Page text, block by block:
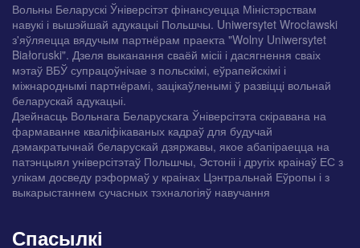
Вольны Беларускі Ўніверсітэт фінансуецца Міністэрствам
навукі і вышэйшай адукацыі Польшчы. Uniwersytet Wrocławski
з'яўляецца вядучым партнёрам праекта "Wolny Uniwersytet
Białoruski". Дзеля выканання сваёй місіі і дасягнення сваіх
мэтаў ВБЎ супрацоўнічае з польскімі, еўрапейскімі і
міжнароднымі партнёрамі, зацікаўленымі ў развіцці вольнай
беларускай адукацыі.
Дзейнасць Вольнага Беларускага Ўніверсітэта скіравана на
фармаванне кваліфікаваных кадраў для будучай
дэмакратычнай беларускай дзяржавы, якое абапіраецца на
патэнцыял універсітэтаў Польшчы, Эстоніі і другіх краінаў ЕС з
улікам досведу рэформаў у краінах Цэнтральнай Еўропы і з
выкарыстаннем сучасных тэхналогіяў навучання
Спасылкі